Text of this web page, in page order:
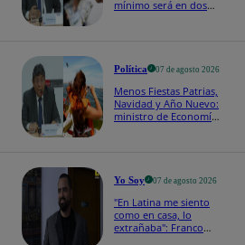
mínimo será en dos
Política 07 de agosto 2026
Menos Fiestas Patrias,
Navidad y Año Nuevo:
ministro de Economía
Yo Soy 07 de agosto 2026
"En Latina me siento
como en casa, lo
extrañaba": Franco